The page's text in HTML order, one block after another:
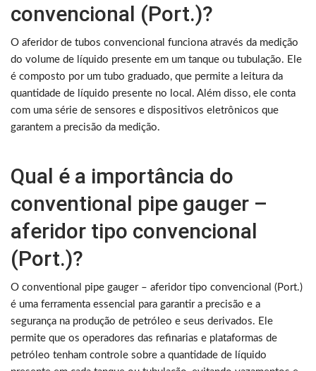
convencional (Port.)?
O aferidor de tubos convencional funciona através da medição
do volume de líquido presente em um tanque ou tubulação. Ele
é composto por um tubo graduado, que permite a leitura da
quantidade de líquido presente no local. Além disso, ele conta
com uma série de sensores e dispositivos eletrônicos que
garantem a precisão da medição.
Qual é a importância do
conventional pipe gauger –
aferidor tipo convencional
(Port.)?
O conventional pipe gauger – aferidor tipo convencional (Port.)
é uma ferramenta essencial para garantir a precisão e a
segurança na produção de petróleo e seus derivados. Ele
permite que os operadores das refinarias e plataformas de
petróleo tenham controle sobre a quantidade de líquido